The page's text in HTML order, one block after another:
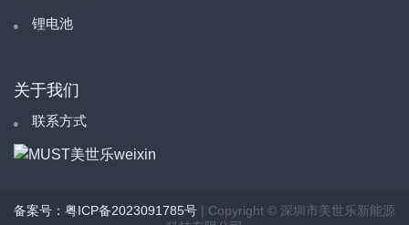
锂电池
关于我们
联系方式
备案号：粤ICP备2023091785号 | Copyright © 深圳市美世乐新能源